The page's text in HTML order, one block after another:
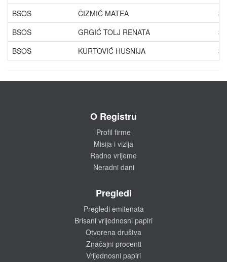
BSOS
ČIZMIĆ MATEA
BSOS
GRGIĆ TOLJ RENATA
BSOS
KURTOVIĆ HUSNIJA
O Registru
Profil firme
Misija i vizija
Radno vrijeme
Neradni dani
Pregledi
Pregledi emitenata
Brisani vrijednosni papiri
Otvorena društva
Značajni procenti
Vrijednosni papiri